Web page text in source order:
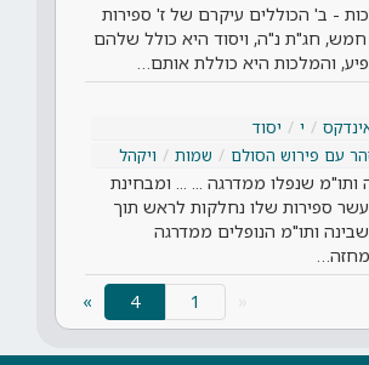
- ב' הכוללים עיקרם של ז' ספירות
חג"ת נ"ה, ויסוד היא כולל שלהם
והמלכות היא כוללת אותם…
י
יסוד
עם פירוש הסולם שמות ויקהל
ותו"מ שנפלו ממדרגה ... ... ומבחינת
ספירות שלו נחלקות לראש תוך
ותו"מ הנופלים ממדרגה
4
»